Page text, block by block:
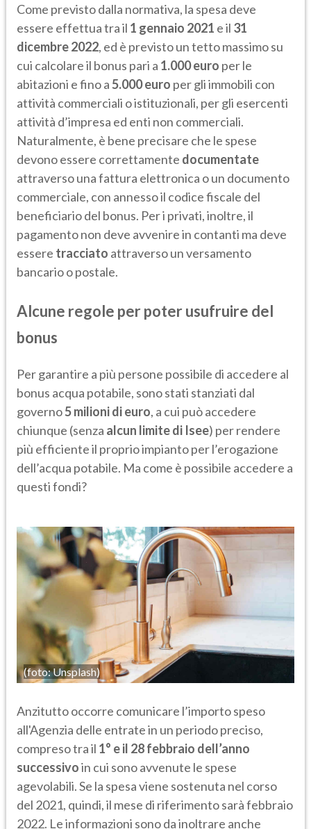
Come previsto dalla normativa, la spesa deve
essere effettua tra il 1 gennaio 2021 e il 31
dicembre 2022, ed è previsto un tetto massimo su
cui calcolare il bonus pari a 1.000 euro per le
abitazioni e fino a5.000 euro per gli immobili con
attività commerciali o istituzionali, per gli esercenti
attività d’impresa ed enti non commerciali.
Naturalmente, è bene precisare che le spese
devono essere correttamente documentate
attraverso una fattura elettronica o un documento
commerciale, con annesso il codice fiscale del
beneficiario del bonus. Per i privati, inoltre, il
pagamento non deve avvenire in contanti ma deve
essere tracciato attraverso unversamento
bancario o postale.
Alcune regole per poter usufruire del
bonus
Per garantire a più persone possibile di accedere al
bonus acqua potabile, sono stati stanziati dal
governo5 milioni di euro, a cui può accedere
chiunque (senza alcun limite di Isee) per rendere
più efficiente il proprio impianto per l’erogazione
dell’acqua potabile. Ma come è possibile accedere a
questi fondi?
(foto: Unsplash)
Anzitutto occorre comunicare l’importo speso
all'Agenzia delle entrate in un periodo preciso,
compreso tra il 1° e il 28 febbraio dell’anno
successivoin cui sono avvenute le spese
agevolabili. Se la spesa viene sostenuta nel corso
del 2021, quindi, il mese di riferimento sarà febbraio
2022. Le informazioni sono da inoltrare anche